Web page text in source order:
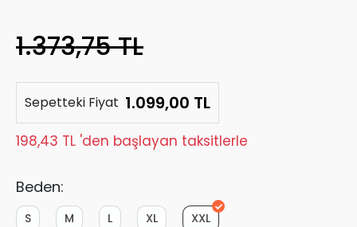
1.373,75 TL
Sepetteki Fiyat 1.099,00 TL
198,43 TL 'den başlayan taksitlerle
Beden:
XXL
XL
L
M
S